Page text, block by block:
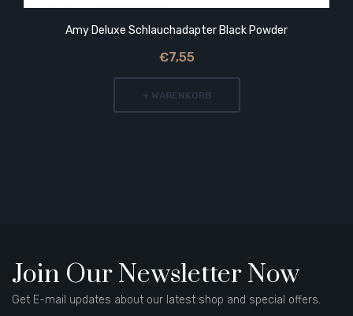
Amy Deluxe Schlauchadapter Black Powder
€7,55
+ WARENKORB
Join Our Newsletter Now
Get E-mail updates about our latest shop and special offers.